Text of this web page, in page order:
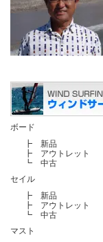
ボード
┣ 新品
┣ アウトレット
┗ 中古
セイル
┣ 新品
┣ アウトレット
┗ 中古
マスト